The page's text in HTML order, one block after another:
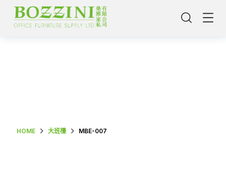
HOME 大班檯 MBE-007